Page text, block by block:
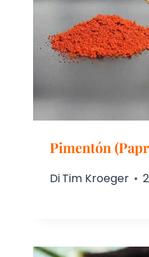
Pimentón
DiTim Kroeger